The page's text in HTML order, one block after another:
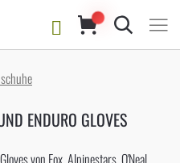
Suche
ENDURO GLOVES
von Fox, Alpinestars, O'Neal,